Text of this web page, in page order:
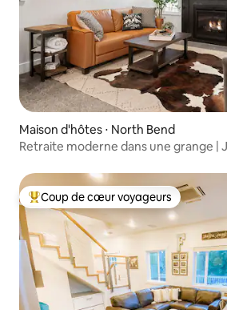
Maison d'hôtes ⋅ North Bend
Retraite moderne dans une grange |
Coups de cœur voyageurs les plus
Coup de cœur voyageurs